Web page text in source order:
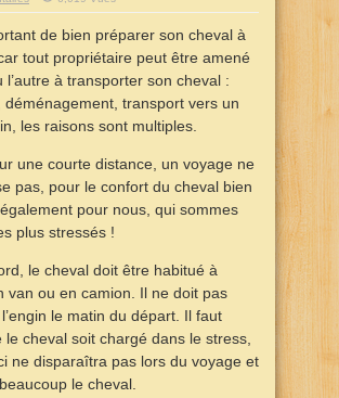
de bien préparer son cheval à
tout propriétaire peut être amené
l’autre à transporter son cheval :
déménagement, transport vers un
les raisons sont multiples.
une courte distance, un voyage ne
pas, pour le confort du cheval bien
pour nous, qui sommes
plus stressés !
le cheval doit être habitué à
van ou en camion. Il ne doit pas
le matin du départ. Il faut
le cheval soit chargé dans le stress,
ne disparaîtra pas lors du voyage et
le cheval.